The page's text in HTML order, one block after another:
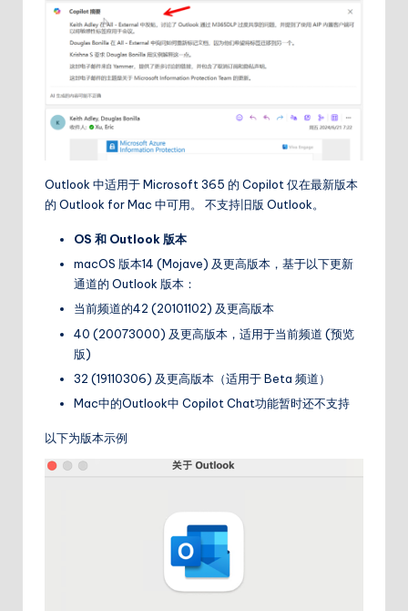
Outlook 中适用于 Microsoft 365 的 Copilot 仅在最新版本
的 Outlook for Mac 中可用。 不支持旧版 Outlook。
OS 和 Outlook版本
macOS 版本14 (Mojave) 及更高版本，基于以下更新
通道的 Outlook 版本：
当前频道的42 (20101102) 及更高版本
40 (20073000) 及更高版本，适用于当前频道 (预览
版)
32 (19110306) 及更高版本（适用于 Beta 频道）
Mac中的Outlook中 Copilot Chat功能暂时还不支持
以下为版本示例